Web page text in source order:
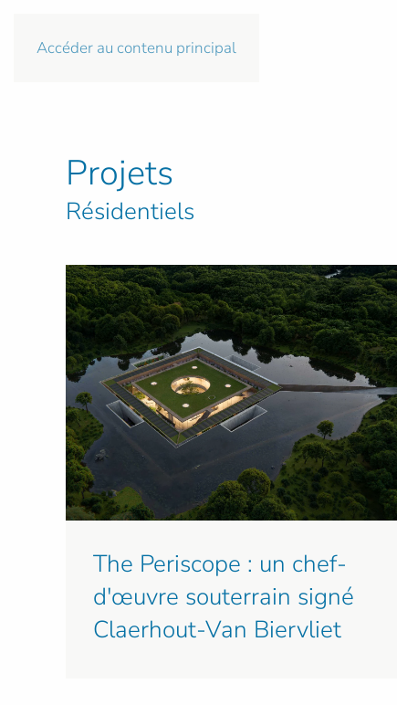
Accéder au contenu principal
Projets
Résidentiels
The Periscope : un chef-
d'œuvre souterrain signé
Claerhout-Van Biervliet